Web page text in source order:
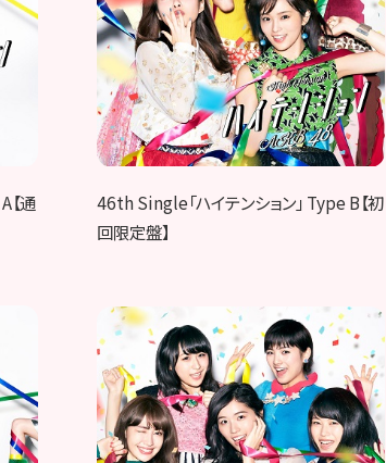
【通
46th Single「ハイテンション」 Type B【初
回限定盤】